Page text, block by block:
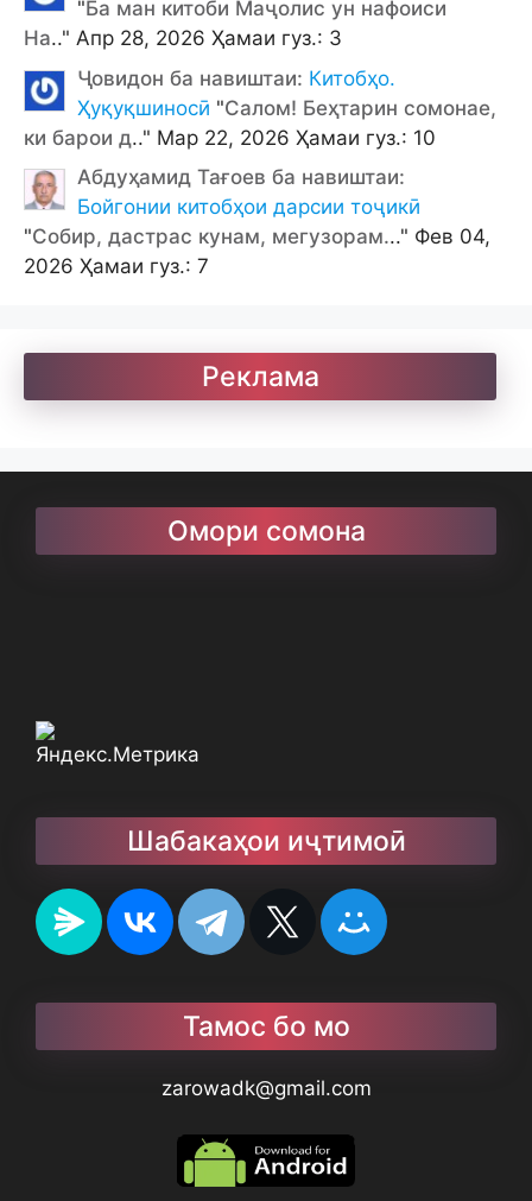
"Ба ман китоби Маҷолис ун нафоиси
На.." Апр 28, 2026 Ҳамаи гуз.: 3
Ҷовидон ба навиштаи: Китобҳо.
Ҳуқуқшиносӣ "Салом! Беҳтарин сомонае,
ки барои д.." Мар 22, 2026 Ҳамаи гуз.: 10
Абдуҳамид Тағоев ба навиштаи:
Бойгонии китобҳои дарсии тоҷикӣ
"Собир, дастрас кунам, мегузорам..." Фев 04,
2026 Ҳамаи гуз.: 7
Реклама
Омори сомона
Шабакаҳои иҷтимоӣ
Тамос бо мо
zarowadk@gmail.com